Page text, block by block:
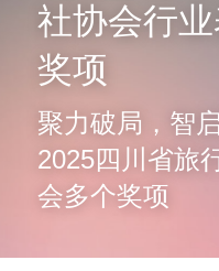
联系
社协会行
奖项
聚力破局，智
2025四川省旅
会多个奖项